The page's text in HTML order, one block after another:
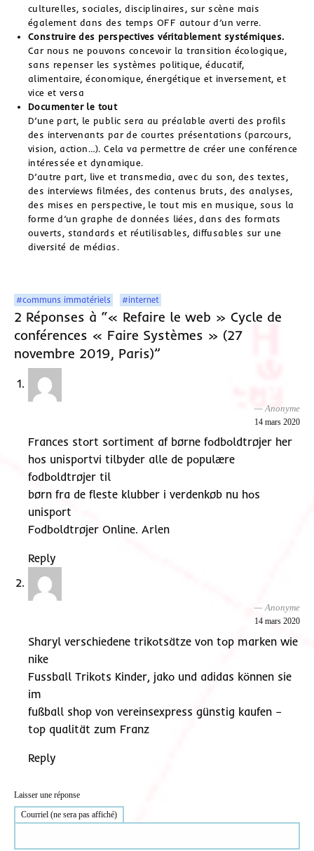
culturelles, sociales, disciplinaires, sur scène mais
également dans des temps OFF autour d’un verre.
Construire des perspectives véritablement systémiques.
Car nous ne pouvons concevoir la transition écologique,
sans repenser les systèmes politique, éducatif,
alimentaire, économique, énergétique et inversement, et
vice et versa
Documenter le tout
D’une part, le public sera au préalable averti des profils
des intervenants par de courtes présentations (parcours,
vision, action…). Cela va permettre de créer une conférence
intéressée et dynamique.
D’autre part, live et transmedia, avec du son, des textes,
des interviews filmées, des contenus bruts, des analyses,
des mises en perspective, le tout mis en musique, sous la
forme d’un graphe de données liées, dans des formats
ouverts, standards et réutilisables, diffusables sur une
diversité de médias.
#communs immatériels #internet
2 Réponses à “« Refaire le web » Cycle de
conférences « Faire Systèmes » (27
novembre 2019, Paris)”
Anonyme
14 mars 2020
Frances stort sortiment af børne fodboldtrøjer her
hos unisportvi tilbyder alle de populære
fodboldtrøjer til
børn fra de fleste klubber i verdenkøb nu hos
unisport
Fodboldtrøjer Online. Arlen
Reply
Anonyme
14 mars 2020
Sharyl verschiedene trikotsätze von top marken wie
nike
Fussball Trikots Kinder, jako und adidas können sie
im
fußball shop von vereinsexpress günstig kaufen –
top qualität zum Franz
Reply
Laisser une réponse
Courriel (ne sera pas affiché)